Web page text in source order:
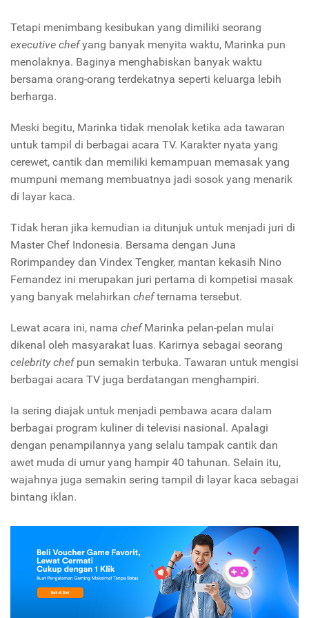
Tetapi menimbang kesibukan yang dimiliki seorang
executive chefyang banyak menyita waktu, Marinka pun
menolaknya. Baginya menghabiskan banyak waktu
bersama orang-orang terdekatnya seperti keluarga lebih
berharga.
Meski begitu, Marinka tidak menolak ketika ada tawaran
untuk tampil di berbagai acara TV. Karakter nyata yang
cerewet, cantik dan memiliki kemampuan memasak yang
mumpuni memang membuatnya jadi sosok yang menarik
di layar kaca.
Tidak heran jika kemudian ia ditunjuk untuk menjadi juri di
Master Chef Indonesia. Bersama dengan Juna
Rorimpandey dan Vindex Tengker, mantan kekasih Nino
Fernandez ini merupakan juri pertama di kompetisi masak
yang banyak melahirkan chefternama tersebut.
Lewat acara ini, nama chefMarinka pelan-pelan mulai
dikenal oleh masyarakat luas. Karirnya sebagai seorang
celebrity chefpun semakin terbuka. Tawaran untuk mengisi
berbagai acara TV juga berdatangan menghampiri.
Ia sering diajak untuk menjadi pembawa acara dalam
berbagai program kuliner di televisi nasional. Apalagi
dengan penampilannya yang selalu tampak cantik dan
awet muda di umur yang hampir 40 tahunan. Selain itu,
wajahnya juga semakin sering tampil di layar kaca sebagai
bintang iklan.